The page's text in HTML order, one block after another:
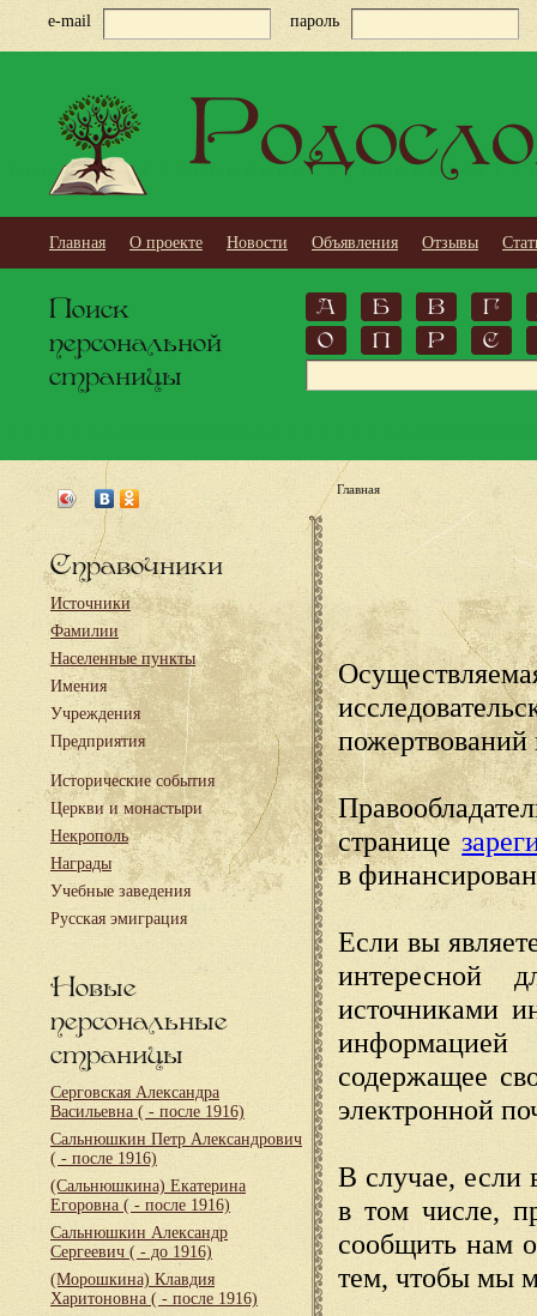
e-mail пароль
Главная О проекте Новости Объявления Отзывы
Поиск
персональной
страницы
А Б В
Г
О
П Р С
Справочники
Источники
Фамилии
Населенные пункты
Имения
Учреждения
Предприятия
Исторические события
Церкви и монастыри
Некрополь
Награды
Учебные заведения
Русская эмиграция
Новые
персональные
страницы
Серговская Александра
Васильевна ( - после 1916)
Сальнюшкин Петр Александрович
( - после 1916)
(Сальнюшкина) Екатерина
Егоровна ( - после 1916)
Сальнюшкин Александр
Сергеевич ( - до 1916)
(Морошкина) Клавдия
Харитоновна ( - после 1916)
Главная
пожертвований
странице
в
Если вы
интересной
источниками
содержащее
электронной
В случае, если
в том числе,
сообщить нам
тем, чтобы мы